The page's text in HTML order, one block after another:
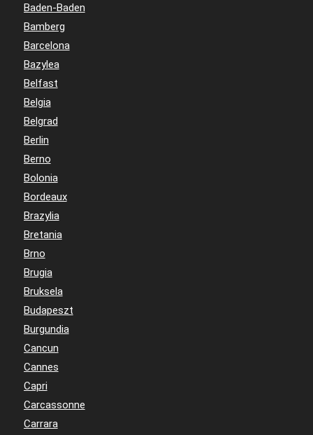
Baden-Baden
Bamberg
Barcelona
Bazylea
Belfast
Belgia
Belgrad
Berlin
Berno
Bolonia
Bordeaux
Brazylia
Bretania
Brno
Brugia
Bruksela
Budapeszt
Burgundia
Cancun
Cannes
Capri
Carcassonne
Carrara